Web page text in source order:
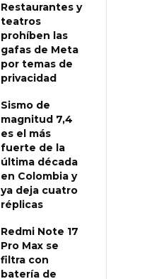
Restaurantes y
teatros
prohíben las
gafas de Meta
por temas de
privacidad
Sismo de
magnitud 7,4
es el más
fuerte de la
última década
en Colombia y
ya deja cuatro
réplicas
Redmi Note 17
Pro Max se
filtra con
batería de